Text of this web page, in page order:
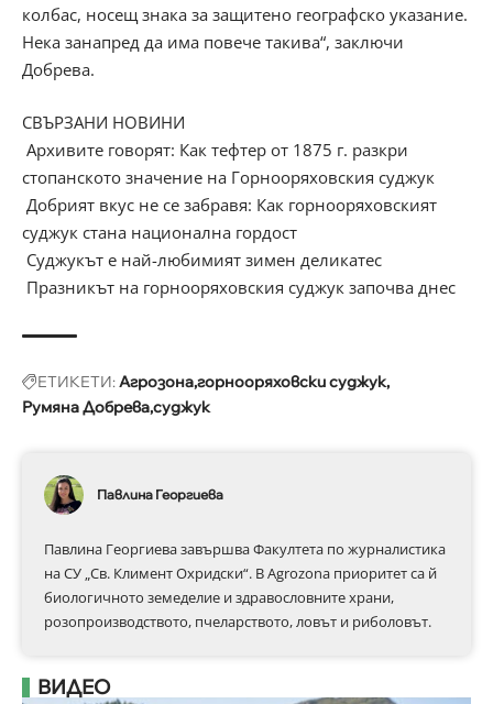
колбас, носещ знака за защитено географско указание.
Нека занапред да има повече такива“, заключи
Добрева.
СВЪРЗАНИ НОВИНИ
Архивите говорят: Как тефтер от 1875 г. разкри
стопанското значение на Горнооряховския суджук
Добрият вкус не се забравя: Как горнооряховският
суджук стана национална гордост
Суджукът е най-любимият зимен деликатес
Празникът на горнооряховския суджук започва днес
ЕТИКЕТИ:Агрозонагорнооряховски суджук
Румяна Добревасуджук
Павлина Георгиева
Павлина Георгиева завършва Факултета по журналистика
на СУ „Св. Климент Охридски“. В Аgrozona приоритет са й
биологичното земеделие и здравословните храни,
розопроизводството, пчеларството, ловът и риболовът.
ВИДЕО